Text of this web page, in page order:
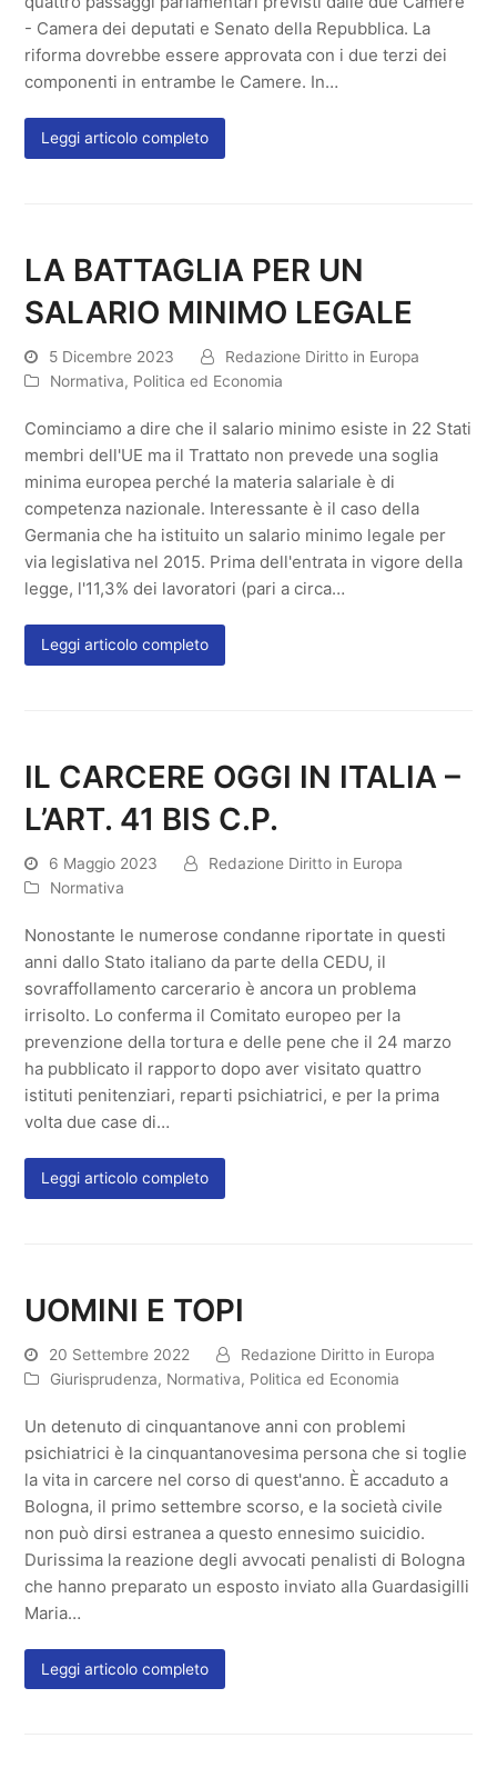
- Camera dei deputati e Senato della Repubblica. La
riforma dovrebbe essere approvata con i due terzi dei
componenti in entrambe le Camere. In…
Leggi articolo completo
LA BATTAGLIA PER UN
SALARIO MINIMO LEGALE
5 Dicembre 2023
Redazione Diritto in Europa
Normativa, Politica ed Economia
Cominciamo a dire che il salario minimo esiste in 22 Stati
membri dell'UE ma il Trattato non prevede una soglia
minima europea perché la materia salariale è di
competenza nazionale. Interessante è il caso della
Germania che ha istituito un salario minimo legale per
via legislativa nel 2015. Prima dell'entrata in vigore della
legge, l'11,3% dei lavoratori (pari a circa…
Leggi articolo completo
IL CARCERE OGGI IN ITALIA –
L’ART. 41 BIS C.P.
6 Maggio 2023
Redazione Diritto in Europa
Normativa
Nonostante le numerose condanne riportate in questi
anni dallo Stato italiano da parte della CEDU, il
sovraffollamento carcerario è ancora un problema
irrisolto. Lo conferma il Comitato europeo per la
prevenzione della tortura e delle pene che il 24 marzo
ha pubblicato il rapporto dopo aver visitato quattro
istituti penitenziari, reparti psichiatrici, e per la prima
volta due case di…
Leggi articolo completo
UOMINI E TOPI
20 Settembre 2022
Redazione Diritto in Europa
Giurisprudenza, Normativa, Politica ed Economia
Un detenuto di cinquantanove anni con problemi
psichiatrici è la cinquantanovesima persona che si toglie
la vita in carcere nel corso di quest'anno. È accaduto a
Bologna, il primo settembre scorso, e la società civile
non può dirsi estranea a questo ennesimo suicidio.
Durissima la reazione degli avvocati penalisti di Bologna
che hanno preparato un esposto inviato alla Guardasigilli
Maria…
Leggi articolo completo